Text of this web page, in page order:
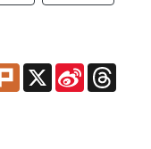
PlurkX Sina
Weibo